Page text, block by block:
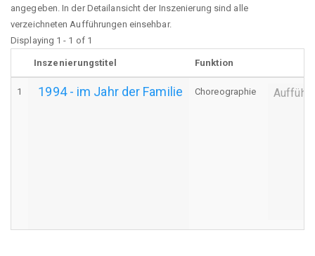
angegeben. In der Detailansicht der Inszenierung sind alle
verzeichneten Aufführungen einsehbar.
Displaying 1 - 1 of 1
Inszenierungstitel Funktion
1 1994 - im Jahr der Familie Choreographie